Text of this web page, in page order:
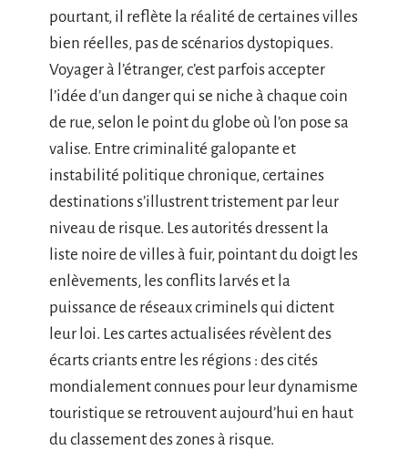
pourtant, il reflète la réalité de certaines villes
bien réelles, pas de scénarios dystopiques.
Voyager à l’étranger, c’est parfois accepter
l’idée d’un danger qui se niche à chaque coin
de rue, selon le point du globe où l’on pose sa
valise. Entre criminalité galopante et
instabilité politique chronique, certaines
destinations s’illustrent tristement par leur
niveau de risque. Les autorités dressent la
liste noire de villes à fuir, pointant du doigt les
enlèvements, les conflits larvés et la
puissance de réseaux criminels qui dictent
leur loi. Les cartes actualisées révèlent des
écarts criants entre les régions : des cités
mondialement connues pour leur dynamisme
touristique se retrouvent aujourd’hui en haut
du classement des zones à risque.